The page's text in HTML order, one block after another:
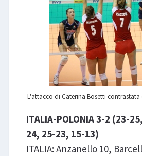
L'attacco di Caterina Bosetti
ITALIA-POLONIA 3-2 (23-
24, 25-23, 15-13)
ITALIA: Anzanello 10,